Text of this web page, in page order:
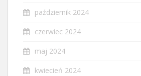
październik 2024
czerwiec 2024
maj 2024
kwiecień 2024